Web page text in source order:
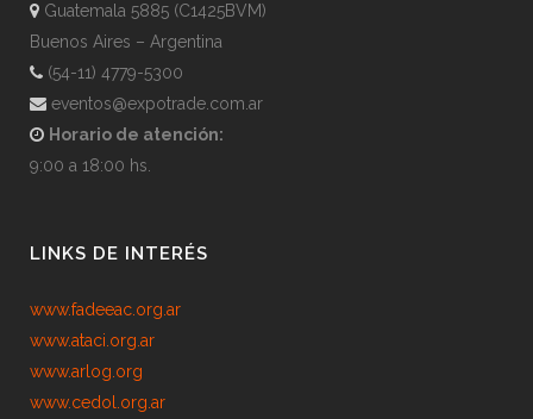
Guatemala 5885 (C1425BVM)
Buenos Aires – Argentina
(54-11) 4779-5300
eventos@expotrade.com.ar
Horario de atención:
9:00 a 18:00 hs.
LINKS DE INTERÉS
www.fadeeac.org.ar
www.ataci.org.ar
www.arlog.org
www.cedol.org.ar